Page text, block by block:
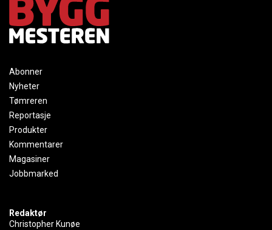
Abonner
Nyheter
Tømreren
Reportasje
Produkter
Kommentarer
Magasiner
Jobbmarked
Redaktør
Christopher Kunøe